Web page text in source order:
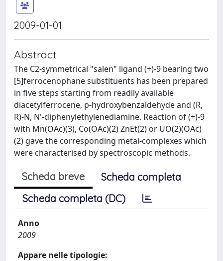
2009-01-01
Abstract
The C2-symmetrical "salen" ligand (+)-9 bearing two
[5]ferrocenophane substituents has been prepared
in five steps starting from readily available
diacetylferrocene, p-hydroxybenzaldehyde and (R,
R)-N, N'-diphenylethylenediamine. Reaction of (+)-9
with Mn(OAc)(3), Co(OAc)(2) ZnEt(2) or UO(2)(OAc)
(2) gave the corresponding metal-complexes which
were characterised by spectroscopic methods.
Scheda breve
Scheda completa
Scheda completa (DC)
Anno
2009
Appare nelle tipologie: